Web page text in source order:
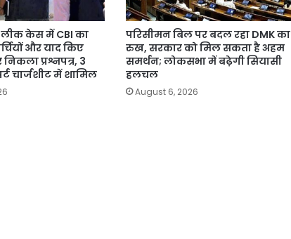
लीक केस में CBI का
और याद किए
प्रश्नपत्र, 3
चार्जशीट में शामिल
परिसीमन बिल पर बदल रहा DMK का
रुख, सरकार को मिल सकता है अहम
समर्थन; लोकसभा में बढ़ेगी सियासी
हलचल
August 6, 2026